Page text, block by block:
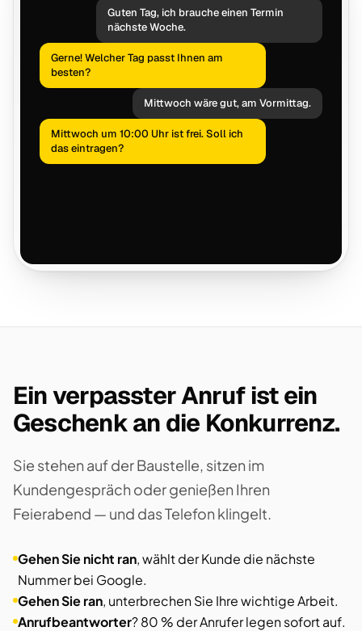
Guten Tag, ich brauche einen Termin
nächste Woche.
Gerne! Welcher Tag passt Ihnen am
besten?
Mittwoch wäre gut, am Vormittag.
Mittwoch um 10:00 Uhr ist frei. Soll ich
das eintragen?
Ein verpasster Anruf ist ein
Geschenk an die Konkurrenz.
Sie stehen auf der Baustelle, sitzen im
Kundengespräch oder genießen Ihren
Feierabend — und das Telefon klingelt.
Gehen Sie nicht ran, wählt der Kunde die nächste
Nummer bei Google.
Gehen Sie ran, unterbrechen Sie Ihre wichtige Arbeit.
Anrufbeantworter? 80 % der Anrufer legen sofort auf.